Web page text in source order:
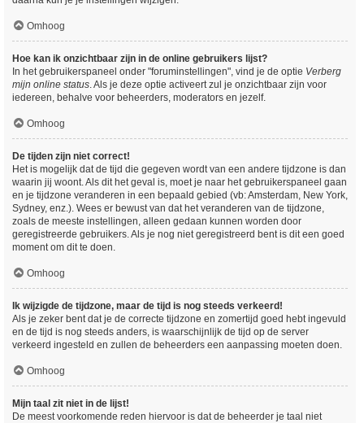
Omhoog
Hoe kan ik onzichtbaar zijn in de online gebruikers lijst?
In het gebruikerspaneel onder "foruminstellingen", vind je de optie Verberg
mijn online status. Als je deze optie activeert zul je onzichtbaar zijn voor
iedereen, behalve voor beheerders, moderators en jezelf.
Omhoog
De tijden zijn niet correct!
Het is mogelijk dat de tijd die gegeven wordt van een andere tijdzone is dan
waarin jij woont. Als dit het geval is, moet je naar het gebruikerspaneel gaan
en je tijdzone veranderen in een bepaald gebied (vb: Amsterdam, New York,
Sydney, enz.). Wees er bewust van dat het veranderen van de tijdzone,
zoals de meeste instellingen, alleen gedaan kunnen worden door
geregistreerde gebruikers. Als je nog niet geregistreerd bent is dit een goed
moment om dit te doen.
Omhoog
Ik wijzigde de tijdzone, maar de tijd is nog steeds verkeerd!
Als je zeker bent dat je de correcte tijdzone en zomertijd goed hebt ingevuld
en de tijd is nog steeds anders, is waarschijnlijk de tijd op de server
verkeerd ingesteld en zullen de beheerders een aanpassing moeten doen.
Omhoog
Mijn taal zit niet in de lijst!
De meest voorkomende reden hiervoor is dat de beheerder je taal niet